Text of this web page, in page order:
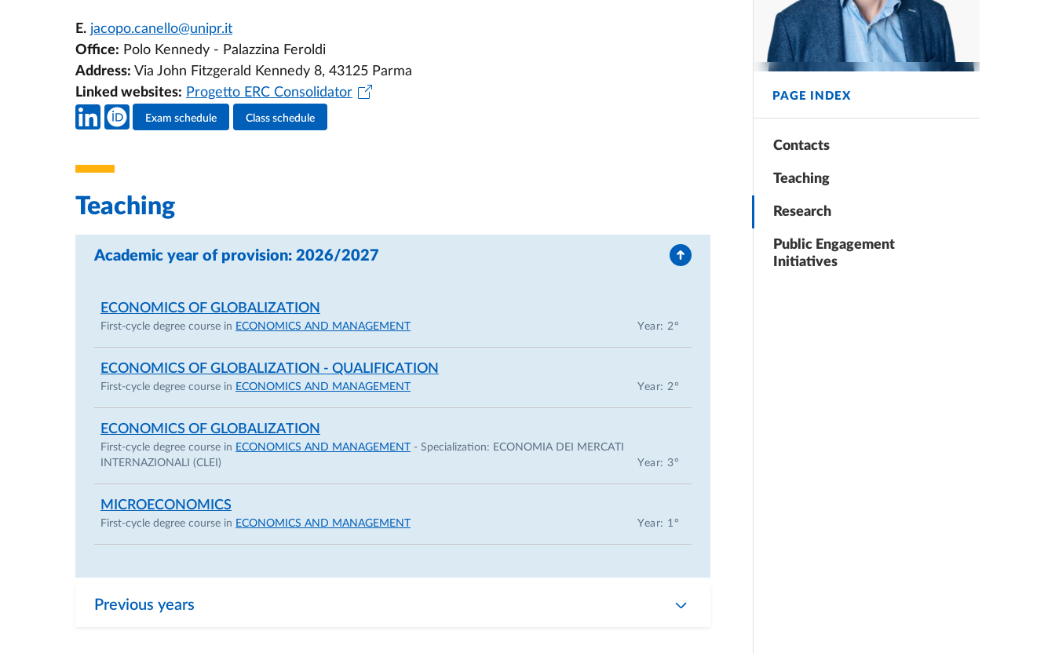
PAGE INDEX
Contacts
Teaching
Research
Public Engagement
Initiatives
E. jacopo.canello@unipr.it
Office: Polo Kennedy - Palazzina Feroldi
Address: Via John Fitzgerald Kennedy 8, 43125 Parma
Linked websites: Progetto ERC Consolidator
Teacher's social media
Exam schedule Class schedule
Teaching
Academic year of provision: 2026/2027
ECONOMICS OF GLOBALIZATION
First-cycle degree course in ECONOMICS AND MANAGEMENT Year: 2°
ECONOMICS OF GLOBALIZATION - QUALIFICATION
First-cycle degree course in ECONOMICS AND MANAGEMENT Year: 2°
ECONOMICS OF GLOBALIZATION
First-cycle degree course in ECONOMICS AND MANAGEMENT - Specialization: ECONOMIA DEI MERCATI
INTERNAZIONALI (CLEI)
Year: 3°
MICROECONOMICS
First-cycle degree course in ECONOMICS AND MANAGEMENT Year: 1°
Previous years